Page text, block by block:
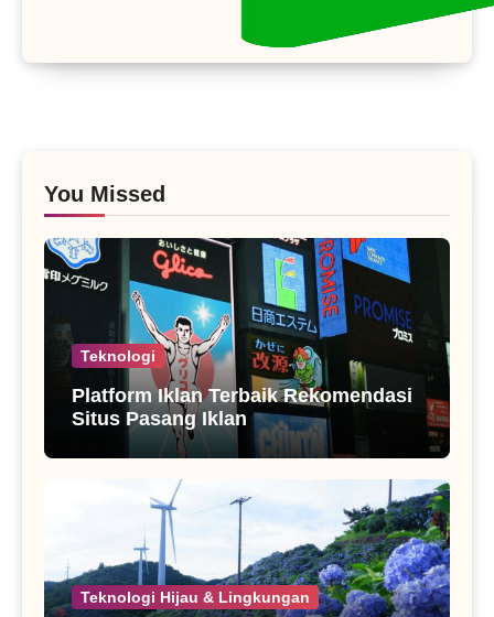
You Missed
Teknologi
Platform Iklan Terbaik Rekomendasi
Situs Pasang Iklan
Teknologi Hijau & Lingkungan